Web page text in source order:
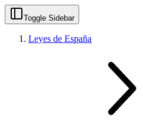
Toggle Sidebar
Leyes de España